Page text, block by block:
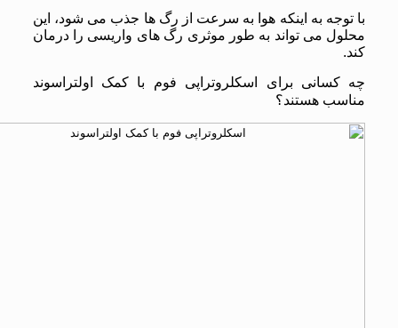
با توجه به اینکه هوا به سرعت از رگ ها جذب می شود، این
محلول می تواند به طور موثری رگ های واریسی را درمان
کند.
چه کسانی برای اسکلروتراپی فوم با کمک اولتراسوند
مناسب هستند؟